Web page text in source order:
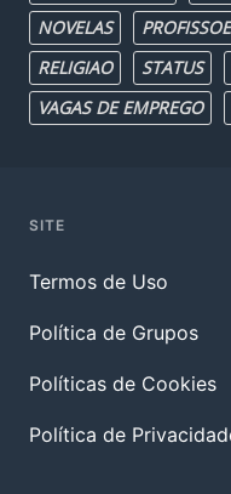
NOVELAS
RELIGIAO
STATUS
VAGAS DE EMPREGO
SITE
Termos de Uso
Política de Grupos
Políticas de Cookies
Política de